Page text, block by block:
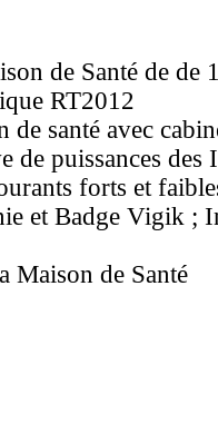
de Santé de de
RT2012
de santé avec
de puissances des
forts et
et Badge Vigik ;
Maison de Santé